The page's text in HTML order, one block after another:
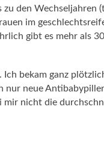
den Wechseljahren
im
gibt es mehr als
Ich bekam ganz
nur neue
mir nicht die